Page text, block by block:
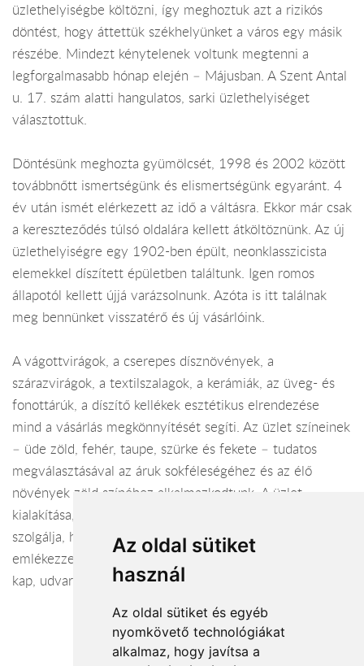
Az oldal sütiket
használ
Az oldal sütiket és egyéb
nyomkövető technológiákat
alkalmaz, hogy javítsa a
üzlethelyiségbe költözni, így meghoztuk azt a rizikós
döntést, hogy áttettük székhelyünket a város egy másik
részébe. Mindezt kénytelenek voltunk megtenni a
legforgalmasabb hónap elején – Májusban. A Szent Antal
u. 17. szám alatti hangulatos, sarki üzlethelyiséget
választottuk.
Döntésünk meghozta gyümölcsét, 1998 és 2002 között
továbbnőtt ismertségünk és elismertségünk egyaránt. 4
év után ismét elérkezett az idő a váltásra. Ekkor már csak
a kereszteződés túlsó oldalára kellett átköltöznünk. Az új
üzlethelyiségre egy 1902-ben épült, neonklasszicista
elemekkel díszített épületben találtunk. Igen romos
állapotól kellett újjá varázsolnunk. Azóta is itt találnak
meg bennünket visszatérő és új vásárlóink.
A vágottvirágok, a cserepes dísznövények, a
szárazvirágok, a textilszalagok, a kerámiák, az üveg- és
fonottárúk, a díszítő kellékek esztétikus elrendezése
mind a vásárlás megkönnyítését segíti. Az üzlet színeinek
– üde zöld, fehér, taupe, szürke és fekete – tudatos
megválasztásával az áruk sokféleségéhez és az élő
növények zöld színéhez alkalmazkodtunk. A üzlet
kialakítása, megjelenése az elégedett, visszatérő vásárlót
szolgálja, hogy magabiztosan lépjen be üzletünkbe és
emlékezzen, itt már több mint 20 éve jó minőségű árut
kap, udvarias, szakértő kiszolgálással.